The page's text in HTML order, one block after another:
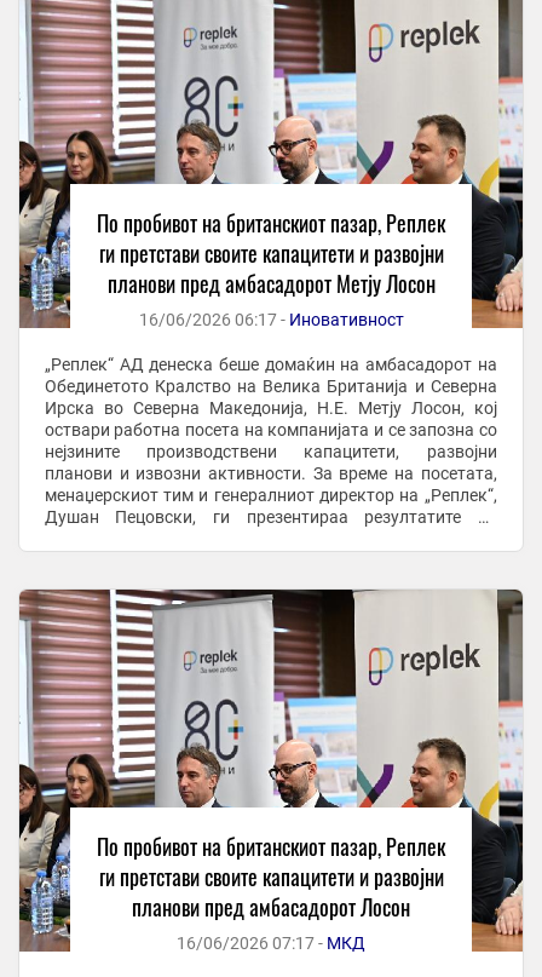
По пробивот на британскиот пазар, Реплек
ги претстави своите капацитети и развојни
планови пред амбасадорот Метју Лосон
16/06/2026 06:17 - Иновативност
„Реплек“ АД денеска беше домаќин на амбасадорот на
Обединетото Кралство на Велика Британија и Северна
Ирска во Северна Македонија, Н.Е. Метју Лосон, кој
оствари работна посета на компанијата и се запозна со
нејзините производствени капацитети, развојни
планови и извозни активности. За време на посетата,
менаџерскиот тим и генералниот директор на „Реплек“,
Душан Пецовски, ги презентираа резултатите од
По пробивот на британскиот пазар, Реплек
ги претстави своите капацитети и развојни
планови пред амбасадорот Лосон
16/06/2026 07:17 - МКД